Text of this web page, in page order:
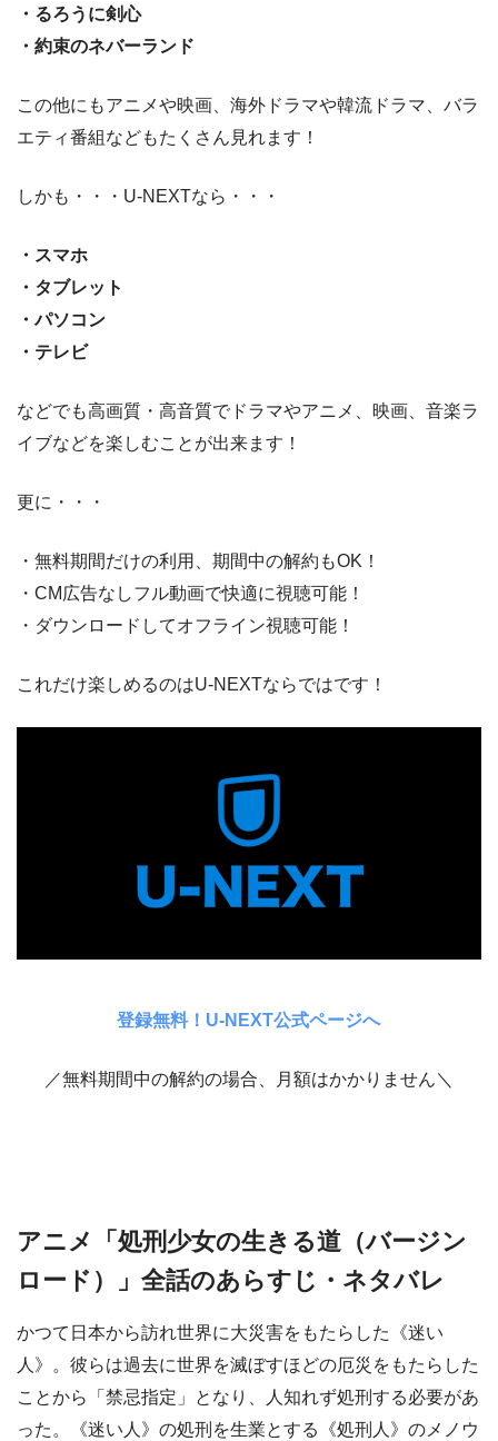
・るろうに剣心
・約束のネバーランド
この他にもアニメや映画、海外ドラマや韓流ドラマ、バラ
エティ番組などもたくさん見れます！
しかも・・・U-NEXTなら・・・
・スマホ
・タブレット
・パソコン
・テレビ
などでも高画質・高音質でドラマやアニメ、映画、音楽ラ
イブなどを楽しむことが出来ます！
更に・・・
・無料期間だけの利用、期間中の解約もOK！
・CM広告なしフル動画で快適に視聴可能！
・ダウンロードしてオフライン視聴可能！
これだけ楽しめるのはU-NEXTならではです！
登録無料！U-NEXT公式ページへ
／無料期間中の解約の場合、月額はかかりません＼
アニメ「処刑少女の生きる道（バージン
ロード）」全話のあらすじ・ネタバレ
かつて日本から訪れ世界に大災害をもたらした《迷い
人》。彼らは過去に世界を滅ぼすほどの厄災をもたらした
ことから「禁忌指定」となり、人知れず処刑する必要があ
った。《迷い人》の処刑を生業とする《処刑人》のメノウ